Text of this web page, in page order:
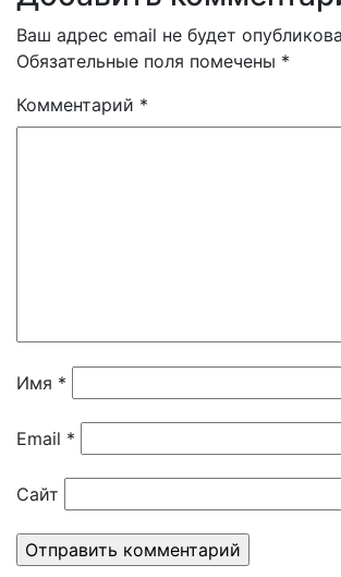
Ваш адрес email не будет
Обязательные поля помечены *
Комментарий *
Имя *
Email *
Сайт